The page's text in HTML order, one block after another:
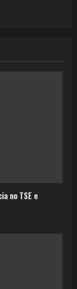
no TSE e